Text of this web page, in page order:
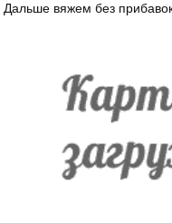
Дальше вяжем без